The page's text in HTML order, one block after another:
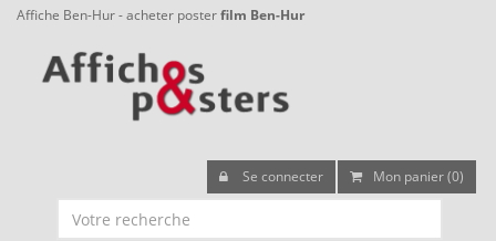
Affiche Ben-Hur - acheter posterfilm Ben-Hur
Se connecter Mon panier (0)